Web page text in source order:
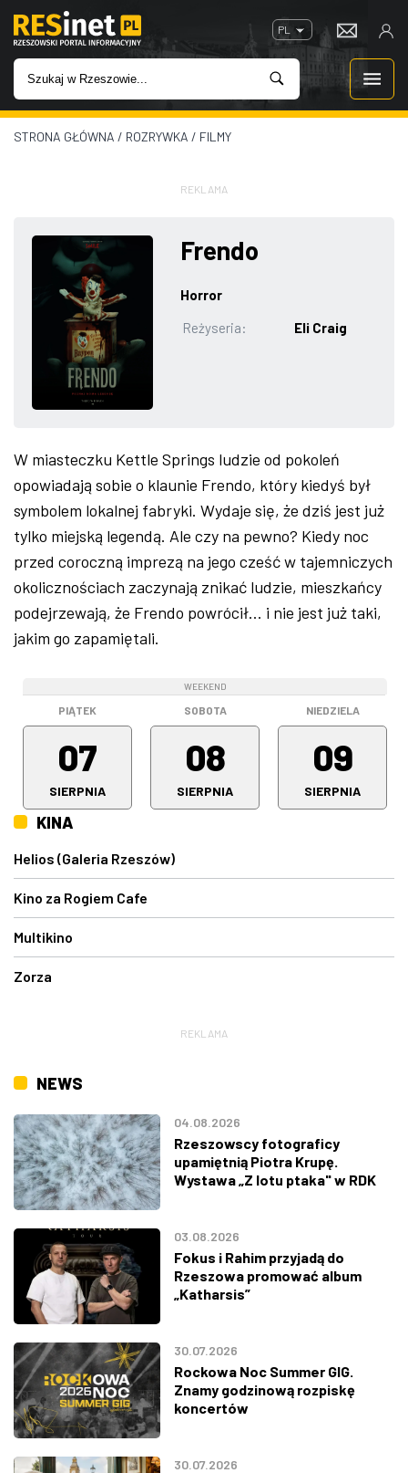
PL
WIADOMOŚCI
IMPREZY
ROZRYWKA
W KINACH
GASTRONOMIA
W RZESZOWIE
STRONA GŁÓWNA / ROZRYWKA / FILMY
REKLAMA
Frendo
Horror
Reżyseria:
Eli Craig
W miasteczku Kettle Springs ludzie od pokoleń
opowiadają sobie o klaunie Frendo, który kiedyś był
symbolem lokalnej fabryki. Wydaje się, że dziś jest już
tylko miejską legendą. Ale czy na pewno? Kiedy noc
przed coroczną imprezą na jego cześć w tajemniczych
okolicznościach zaczynają znikać ludzie, mieszkańcy
podejrzewają, że Frendo powrócił… i nie jest już taki,
jakim go zapamiętali.
PIĄTEK
07
SIERPNIA
WEEKEND
SOBOTA
08
SIERPNIA
NIEDZIELA
09
SIERPNIA
KINA
Helios (Galeria Rzeszów)
Kino za Rogiem Cafe
Multikino
Zorza
REKLAMA
NEWS
04.08.2026
Rzeszowscy fotograficy
upamiętnią Piotra Krupę.
Wystawa „Z lotu ptaka" w RDK
03.08.2026
Fokus i Rahim przyjadą do
Rzeszowa promować album
„Katharsis”
30.07.2026
Rockowa Noc Summer GIG.
Znamy godzinową rozpiskę
koncertów
30.07.2026